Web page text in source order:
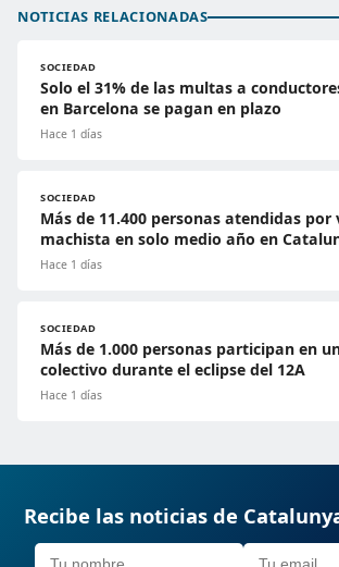
NOTICIAS RELACIONADAS
SOCIEDAD
Solo el 31% de las multas a
en Barcelona se pagan en plazo
Hace 1 días
SOCIEDAD
Más de 11.400 personas atendidas por
machista en solo medio año en
Hace 1 días
SOCIEDAD
Más de 1.000 personas participan en
colectivo durante el eclipse del 12A
Hace 1 días
Recibe las noticias de